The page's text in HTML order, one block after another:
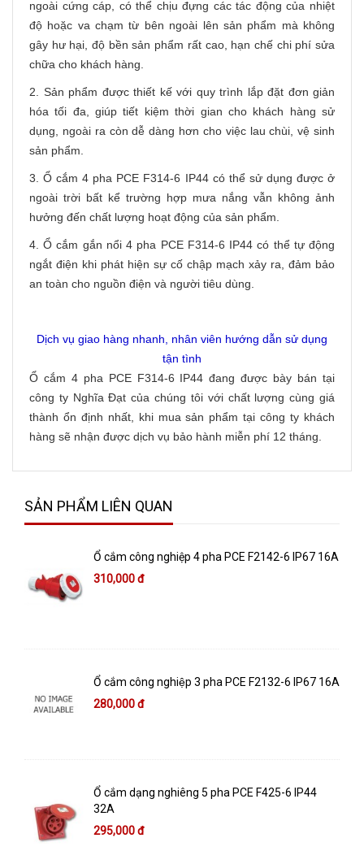
ngoài cứng cáp, có thể chịu đựng các tác động của nhiệt
độ hoặc va chạm từ bên ngoài lên sản phẩm mà không
gây hư hại, độ bền sản phẩm rất cao, hạn chế chi phí sửa
chữa cho khách hàng.
2. Sản phẩm được thiết kế với quy trình lắp đặt đơn giản
hóa tối đa, giúp tiết kiệm thời gian cho khách hàng sử
dụng, ngoài ra còn dễ dàng hơn cho việc lau chùi, vệ sinh
sản phẩm.
3. Ổ cắm 4 pha PCE F314-6 IP44 có thể sử dụng được ở
ngoài trời bất kể trường hợp mưa nắng vẫn không ảnh
hưởng đến chất lượng hoạt động của sản phẩm.
4. Ổ cắm gắn nổi 4 pha PCE F314-6 IP44 có thể tự động
ngắt điện khi phát hiện sự cố chập mạch xảy ra, đảm bảo
an toàn cho nguồn điện và người tiêu dùng.
Dịch vụ giao hàng nhanh, nhân viên hướng dẫn sử dụng
tận tình
Ổ cắm 4 pha PCE F314-6 IP44 đang được bày bán tại
công ty Nghĩa Đạt của chúng tôi với chất lượng cùng giá
thành ổn định nhất, khi mua sản phẩm tại công ty khách
hàng sẽ nhận được dịch vụ bảo hành miễn phí 12 tháng.
SẢN PHẨM LIÊN QUAN
Ổ cắm công nghiệp 4 pha PCE F2142-6 IP67 16A
310,000 đ
Ổ cắm công nghiệp 3 pha PCE F2132-6 IP67 16A
280,000 đ
Ổ cắm dạng nghiêng 5 pha PCE F425-6 IP44
32A
295,000 đ